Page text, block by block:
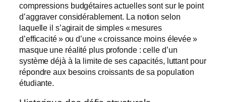
compressions budgétaires actuelles sont sur le point
d’aggraver considérablement. La notion selon
laquelle il s’agirait de simples « mesures
d’efficacité » ou d’une « croissance moins élevée »
masque une réalité plus profonde : celle d’un
système déjà à la limite de ses capacités, luttant pour
répondre aux besoins croissants de sa population
étudiante.